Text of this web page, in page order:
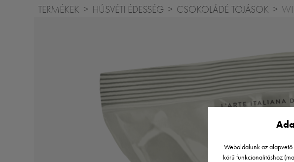
TERMÉKEK HÚSVÉTI ÉDESSÉG CSOKOLÁDÉ TOJÁSOK
Weboldalunk az alapvető
körű funkcionalitáshoz